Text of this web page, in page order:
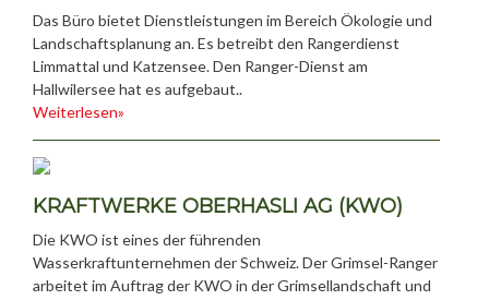
Das Büro bietet Dienstleistungen im Bereich Ökologie und
Landschaftsplanung an. Es betreibt den Rangerdienst
Limmattal und Katzensee. Den Ranger-Dienst am
Hallwilersee hat es aufgebaut..
Weiterlesen»
KRAFTWERKE OBERHASLI AG (KWO)
Die KWO ist eines der führenden
Wasserkraftunternehmen der Schweiz. Der Grimsel-Ranger
arbeitet im Auftrag der KWO in der Grimsellandschaft und